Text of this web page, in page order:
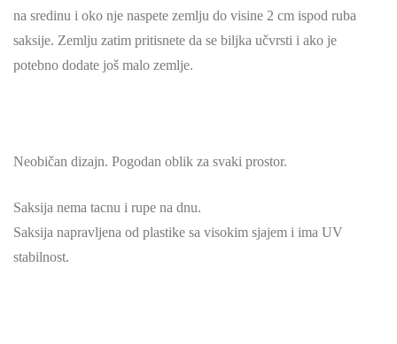
na sredinu i oko nje naspete zemlju do visine 2 cm ispod ruba
saksije. Zemlju zatim pritisnete da se biljka učvrsti i ako je
potebno dodate još malo zemlje.
Neobičan dizajn. Pogodan oblik za svaki prostor.
Saksija nema tacnu i rupe na dnu.
Saksija napravljena od plastike sa visokim sjajem i ima UV
stabilnost.